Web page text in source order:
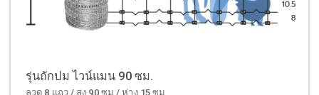
รุ่นถักปม ไวน์แมน 90 ซม.
ลวด 8 แถว / สูง 90 ซม / ห่าง 15 ซม